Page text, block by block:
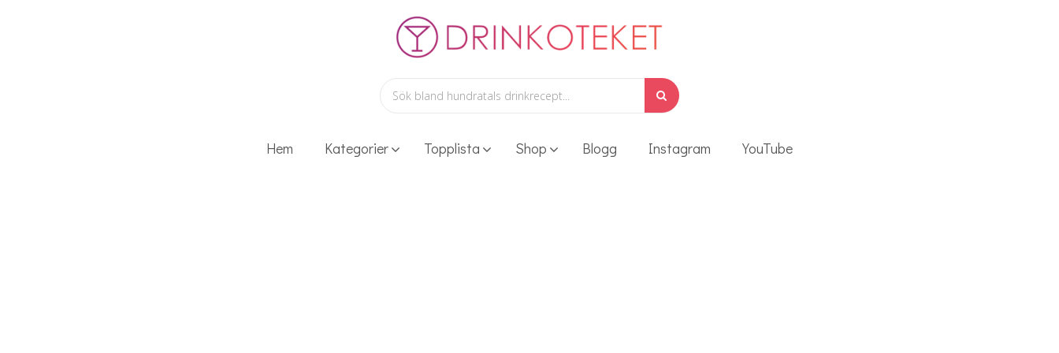
Hem Kategorier Topplista Shop Blogg Instagram YouTube